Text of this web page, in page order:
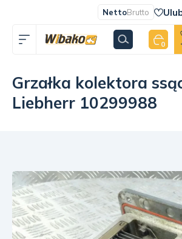
NettoBrutto
0
Grzałka kolektora
Liebherr 10299988